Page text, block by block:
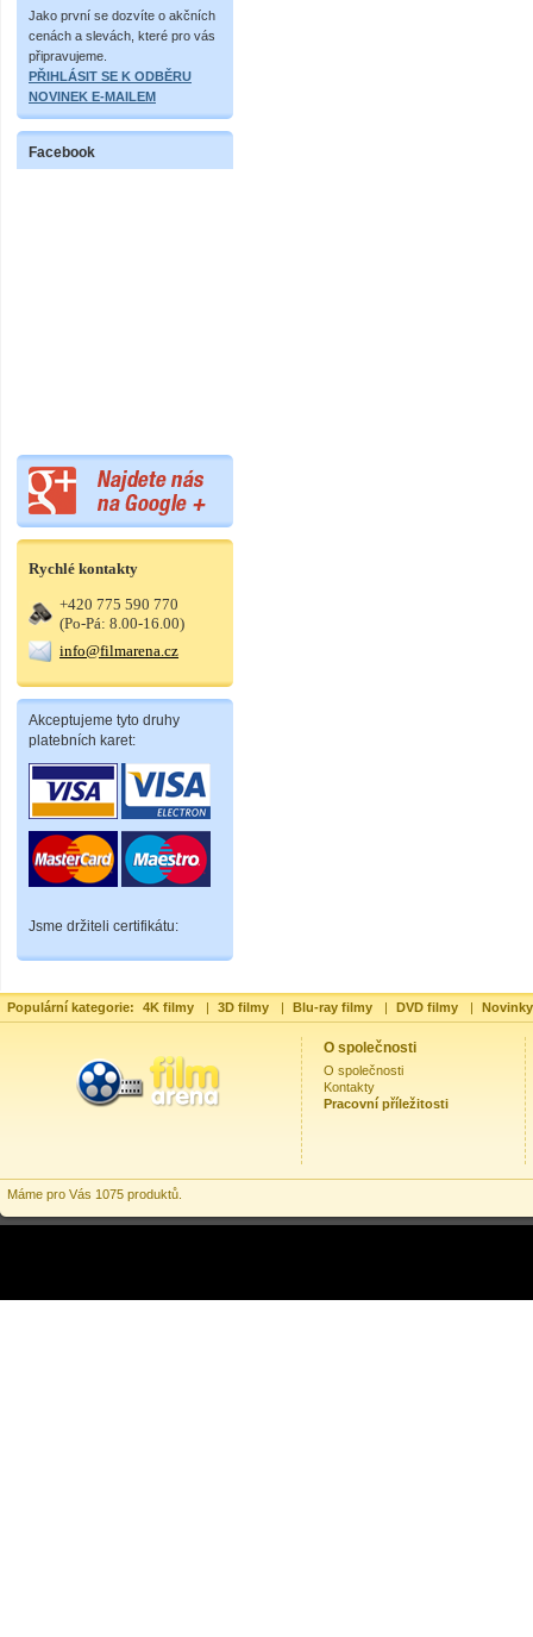
Jako první se dozvíte o akčních
cenách a slevách, které pro vás
připravujeme.
PŘIHLÁSIT SE K ODBĚRU
NOVINEK E-MAILEM
Facebook
Rychlé kontakty
+420 775 590 770
(Po-Pá: 8.00-16.00)
info@filmarena.cz
Akceptujeme tyto druhy
platebních karet:
Jsme držiteli certifikátu:
Populární kategorie: 4K filmy | 3D filmy | Blu-ray filmy | DVD filmy |
O společnosti
O společnosti
Kontakty
Pracovní příležitosti
Máme pro Vás 1075 produktů.